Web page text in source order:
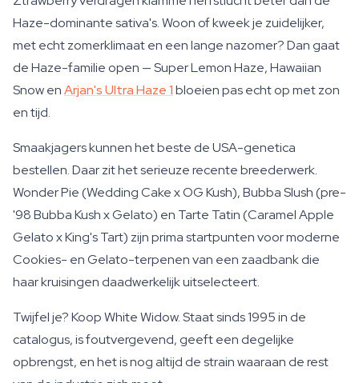
Haze-dominante sativa's. Woon of kweek je zuidelijker,
met echt zomerklimaat en een lange nazomer? Dan gaat
de Haze-familie open — Super Lemon Haze, Hawaiian
Snow enArjan's Ultra Haze 1bloeien pas echt op met zon
en tijd.
Smaakjagers kunnen het beste de USA-genetica
bestellen. Daar zit het serieuze recente breederwerk.
Wonder Pie (Wedding Cake x OG Kush), Bubba Slush (pre-
'98 Bubba Kush x Gelato) en Tarte Tatin (Caramel Apple
Gelato x King's Tart) zijn prima startpunten voor moderne
Cookies- en Gelato-terpenen van een zaadbank die
haar kruisingen daadwerkelijk uitselecteert.
Twijfel je? Koop White Widow. Staat sinds 1995 in de
catalogus, is foutvergevend, geeft een degelijke
opbrengst, en het is nog altijd de strain waaraan de rest